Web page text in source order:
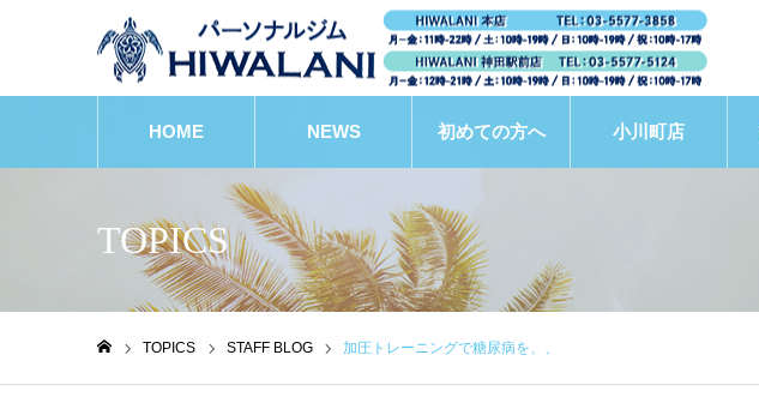
HOME NEWS 初めての方へ 小川町店
TOPICS
TOPICS STAFF BLOG 加圧トレーニングで糖尿病を、、